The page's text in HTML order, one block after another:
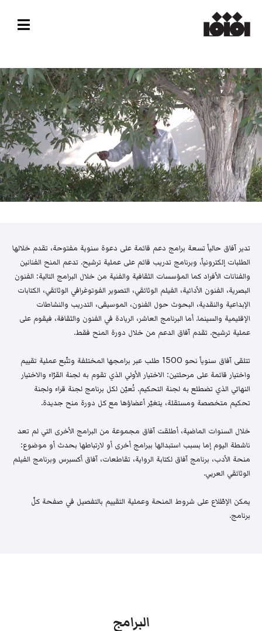
تدير آفاق حالياً تسعة برامج دعم قائمة على دعوة سنوية مفتوحة، تقدم خلالها
الطلبات إلكترونياً، وبرنامج تدريب قائم على عملية ترشيح. تدعم المنح الفنانين
والفنانات الأفراد كما المؤسسات الثقافية والفنية من خلال البرامج التالية: الفنون
البصرية، الفنون الأدائية، الفيلم الوثائقي، التصوير الفوتوغرافي الوثائقي، الكتابات
الإبداعية والنقدية، البحوث حول الفنون، الموسيقى، التدريب والنشاطات
الإقليمية والسينما. أما البرنامج العاشر، الريادة في الفنون والثقافة، فيقوم على
عملية ترشيح. تقدم آفاق الدعم من خلال دورة المنح فقط.
تتلقى آفاق سنوياً نحو 1500 طلب عبر برامجها المختلفة وتتّبع عملية تقييم
واختيار قائمة على مرحلتين: الاختيار الأولي الذي تقوم به لجنة القرّاء والاختيار
النهائي الذي تضطلع به لجنة التحكيم. تُعيّن لكل برنامج لجنة قراء ولجنة
تحكيم متخصصة ومستقلة، يتغيّر أعضاؤها مع كل دورة منح جديدة.
خلال السنوات الماضية، أطلقت آفاق مجموعة من البرامج الأخرى التي لم تعد
ناشطة اليوم إما بسبب استبدالها ببرامج أخرى أو لارتباطها بحدث أو موضوع:
منحة الأدب، برنامج آفاق لكتابة الرواية، تقاطعات، آفاق أكسبرس وبرنامج الفيلم
الوثائقي العربي.
يمكن الإطّلاع على شروط المنحة وعملية التقييم بالتفصيل في صفحة كلّ
برنامج.
البرامج